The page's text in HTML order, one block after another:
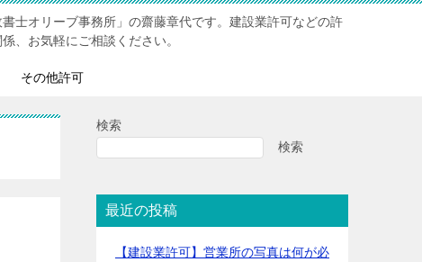
士オリーブ事務所」の齋藤章代です。建設業許可などの許
、お気軽にご相談ください。
その他許可
検索
検索
最近の投稿
【建設業許可】営業所の写真は何が必